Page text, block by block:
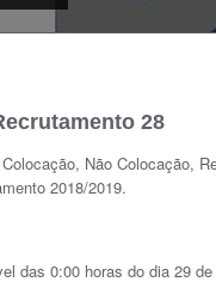
28
Não Colocação,
2018/2019.
das 0:00 horas do dia 29